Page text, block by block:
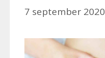
7 september 2020